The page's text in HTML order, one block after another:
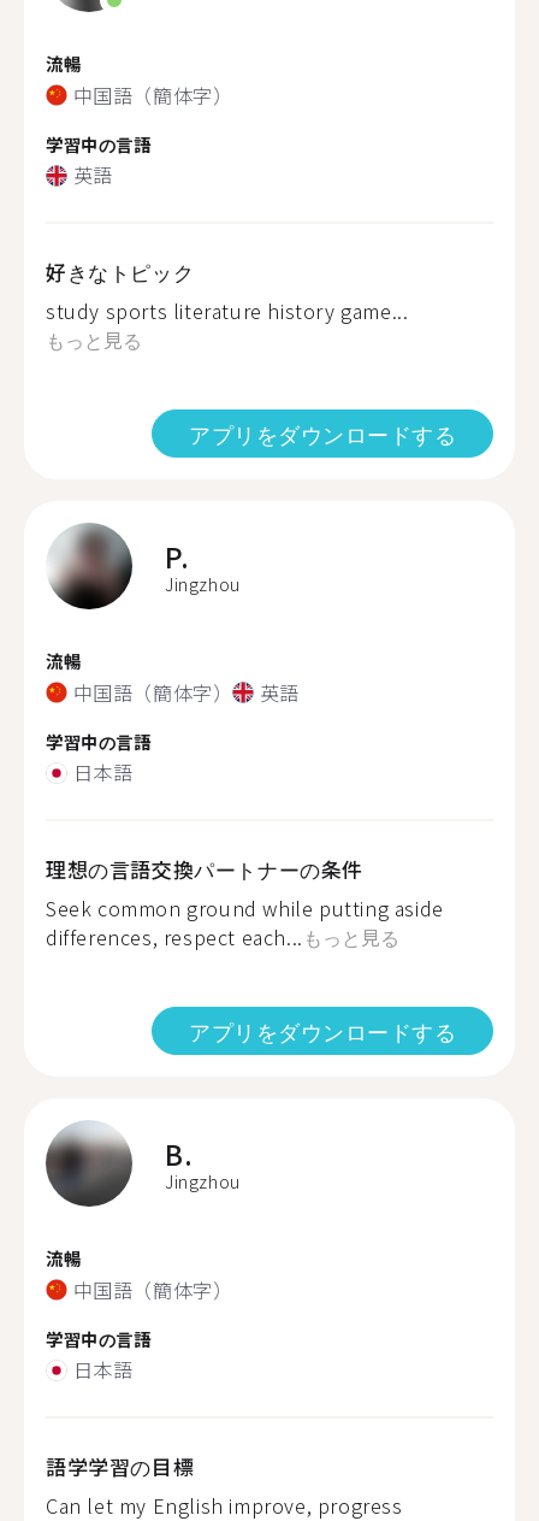
流暢
中国語（簡体字）
学習中の言語
英語
好きなトピック
study sports literature history game...
もっと見る
アプリをダウンロードする
P.
Jingzhou
流暢
中国語（簡体字） 英語
学習中の言語
日本語
理想の言語交換パートナーの条件
Seek common ground while putting aside
differences, respect each... もっと見る
アプリをダウンロードする
B.
Jingzhou
流暢
中国語（簡体字）
学習中の言語
日本語
語学学習の目標
Can let my English improve, progress